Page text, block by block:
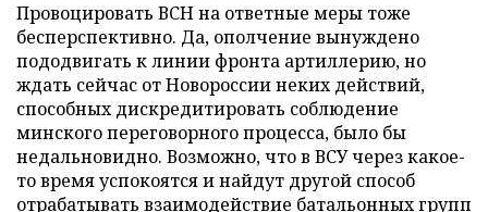
Провоцировать ВСН на ответные меры тоже
бесперспективно. Да, ополчение вынуждено
пододвигать к линии фронта артиллерию, но
ждать сейчас от Новороссии неких действий,
способных дискредитировать соблюдение
минского переговорного процесса, было бы
недальновидно. Возможно, что в ВСУ через какое-
то время успокоятся и найдут другой способ
отрабатывать взаимодействие батальонных групп